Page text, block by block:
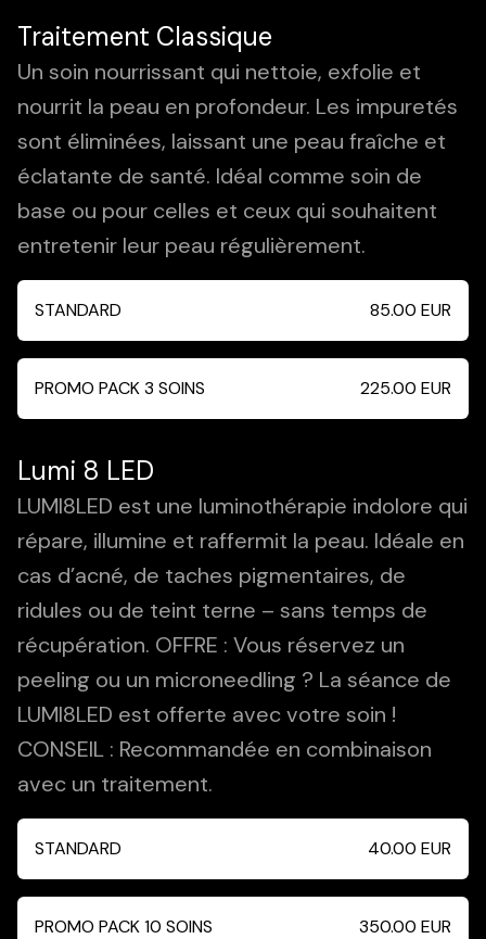
Traitement Classique
Un soin nourrissant qui nettoie, exfolie et
nourrit la peau en profondeur. Les impuretés
sont éliminées, laissant une peau fraîche et
éclatante de santé. Idéal comme soin de
base ou pour celles et ceux qui souhaitent
entretenir leur peau régulièrement.
STANDARD 85.00 EUR
PROMO PACK 3 SOINS 225.00 EUR
Lumi 8 LED
LUMI8LED est une luminothérapie indolore qui
répare, illumine et raffermit la peau. Idéale en
cas d’acné, de taches pigmentaires, de
ridules ou de teint terne – sans temps de
récupération. OFFRE : Vous réservez un
peeling ou un microneedling ? La séance de
LUMI8LED est offerte avec votre soin !
CONSEIL : Recommandée en combinaison
avec un traitement.
STANDARD 40.00 EUR
PROMO PACK 10 SOINS 350.00 EUR